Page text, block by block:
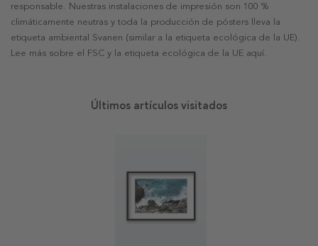
responsable. Nuestras instalaciones de impresión son 100 %
climáticamente neutras y toda la producción de pósters lleva la
etiqueta ambiental Svanen (similar a la etiqueta ecológica de la UE).
Lee más sobre el FSC y la etiqueta ecológica de la UE aquí.
Últimos artículos visitados